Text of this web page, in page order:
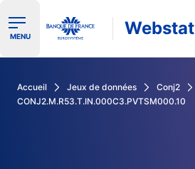
Ouvrir le menu de navigation
MENU Webstat
Accueil Jeux de données
Conj2
CONJ2.M.R53.T.IN.000C3.PVTSM000.10